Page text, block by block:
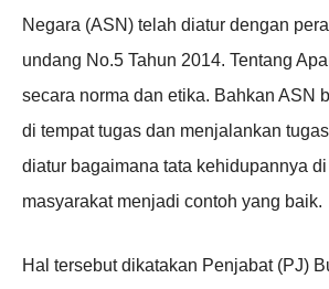
Negara (ASN) telah diatur dengan
undang No.5 Tahun 2014. Tentang
secara norma dan etika. Bahkan ASN
di tempat tugas dan menjalankan
diatur bagaimana tata kehidupannya
masyarakat menjadi contoh yang baik.
Hal tersebut dikatakan Penjabat (PJ)